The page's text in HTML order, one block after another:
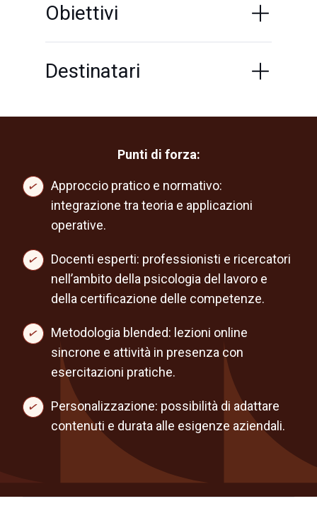
Obiettivi
Destinatari
Punti di forza:
Approccio pratico e normativo:
integrazione tra teoria e applicazioni
operative.
Docenti esperti: professionisti e ricercatori
nell’ambito della psicologia del lavoro e
della certificazione delle competenze.
Metodologia blended: lezioni online
sincrone e attività in presenza con
esercitazioni pratiche.
Personalizzazione: possibilità di adattare
contenuti e durata alle esigenze aziendali.